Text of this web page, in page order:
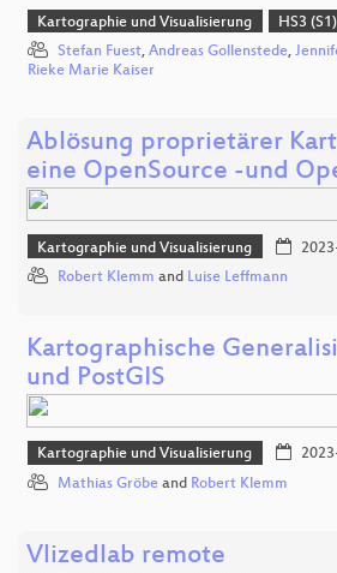
Kartographie und Visualisierung HS3 (S1)
Stefan Fuest, Andreas Gollenstede,
Rieke Marie Kaiser
Ablösung proprietärer
eine OpenSource -und
Kartographie und Visualisierung
Robert Klemm and Luise Leffmann
Kartographische
und PostGIS
Kartographie und Visualisierung
Mathias Gröbe and Robert Klemm
Vlizedlab remote